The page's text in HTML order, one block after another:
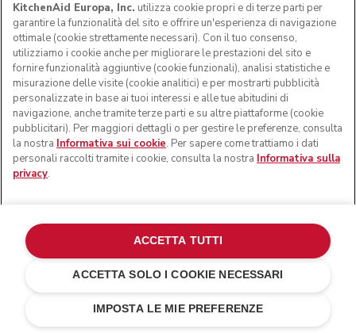
La tua incisione (0/24)
Rosso imperiale
CHF 559.20
CHF 699.-
Risparmi sui
costi CHF 139.80
AGGIUNGI AL CARRELLO
KitchenAid Europa, Inc. utilizza cookie propri e di terze parti per
garantire la funzionalità del sito e offrire un'esperienza di navigazione
ottimale (cookie strettamente necessari). Con il tuo consenso,
utilizziamo i cookie anche per migliorare le prestazioni del sito e
fornire funzionalità aggiuntive (cookie funzionali), analisi statistiche e
misurazione delle visite (cookie analitici) e per mostrarti pubblicità
personalizzate in base ai tuoi interessi e alle tue abitudini di
navigazione, anche tramite terze parti e su altre piattaforme (cookie
pubblicitari). Per maggiori dettagli o per gestire le preferenze, consulta
la nostra Informativa sui cookie. Per sapere come trattiamo i dati
personali raccolti tramite i cookie, consulta la nostra Informativa sulla
privacy.
IMPOSTA LE MIE PREFERENZE
ACCETTA SOLO I COOKIE NECESSARI
ACCETTA TUTTI